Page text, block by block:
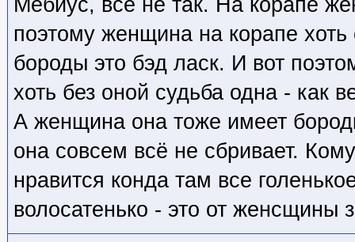
поэтому женщина на корапе хоть
бороды это бэд ласк. И вот
хоть без оной судьба одна - как
А женщина она тоже имеет
она совсем всё не сбривает.
нравится конда там все
волосатенько - это от женсщины